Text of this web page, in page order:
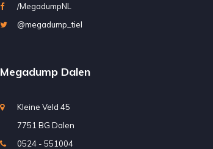
/MegadumpNL
@megadump_tiel
Megadump Dalen
Kleine Veld 45
7751 BG Dalen
0524 - 551004